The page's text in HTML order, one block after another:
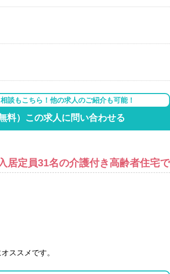
談もこちら！他の求人のご紹介も可能！
無料）この求人に問い合わせる
定員31名の介護付き高齢者住宅
ススメです。